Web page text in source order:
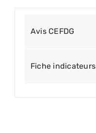
Avis CEFDG
Fiche indicateurs